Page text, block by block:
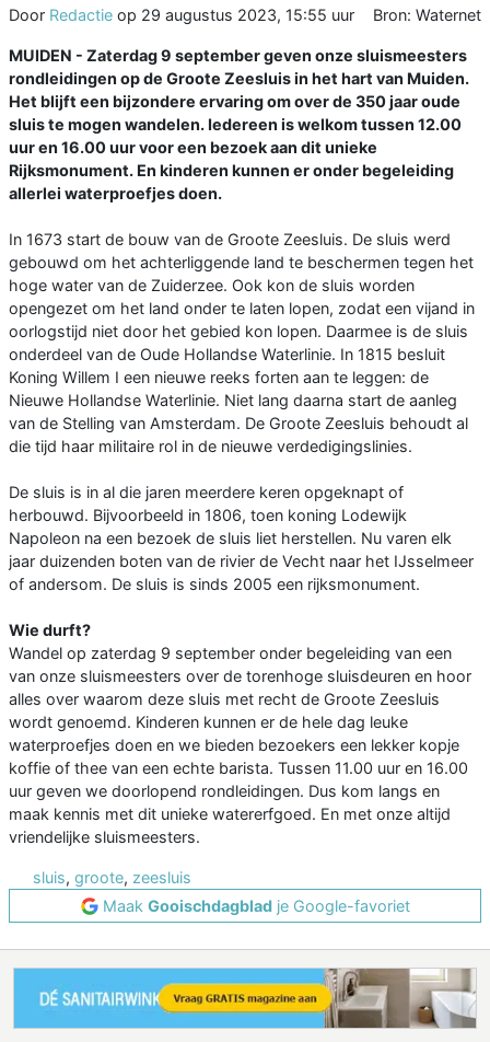
Door Redactie op 29 augustus 2023, 15:55 uur Bron: Waternet
MUIDEN - Zaterdag 9 september geven onze sluismeesters
rondleidingen op de Groote Zeesluis in het hart van Muiden.
Het blijft een bijzondere ervaring om over de 350 jaar oude
sluis te mogen wandelen. Iedereen is welkom tussen 12.00
uur en 16.00 uur voor een bezoek aan dit unieke
Rijksmonument. En kinderen kunnen er onder begeleiding
allerlei waterproefjes doen.
In 1673 start de bouw van de Groote Zeesluis. De sluis werd
gebouwd om het achterliggende land te beschermen tegen het
hoge water van de Zuiderzee. Ook kon de sluis worden
opengezet om het land onder te laten lopen, zodat een vijand in
oorlogstijd niet door het gebied kon lopen. Daarmee is de sluis
onderdeel van de Oude Hollandse Waterlinie. In 1815 besluit
Koning Willem I een nieuwe reeks forten aan te leggen: de
Nieuwe Hollandse Waterlinie. Niet lang daarna start de aanleg
van de Stelling van Amsterdam. De Groote Zeesluis behoudt al
die tijd haar militaire rol in de nieuwe verdedigingslinies.
De sluis is in al die jaren meerdere keren opgeknapt of
herbouwd. Bijvoorbeeld in 1806, toen koning Lodewijk
Napoleon na een bezoek de sluis liet herstellen. Nu varen elk
jaar duizenden boten van de rivier de Vecht naar het IJsselmeer
of andersom. De sluis is sinds 2005 een rijksmonument.
Wie durft?
Wandel op zaterdag 9 september onder begeleiding van een
van onze sluismeesters over de torenhoge sluisdeuren en hoor
alles over waarom deze sluis met recht de Groote Zeesluis
wordt genoemd. Kinderen kunnen er de hele dag leuke
waterproefjes doen en we bieden bezoekers een lekker kopje
koffie of thee van een echte barista. Tussen 11.00 uur en 16.00
uur geven we doorlopend rondleidingen. Dus kom langs en
maak kennis met dit unieke watererfgoed. En met onze altijd
vriendelijke sluismeesters.
sluis, groote, zeesluis
Maak Gooischdagbladje Google-favoriet